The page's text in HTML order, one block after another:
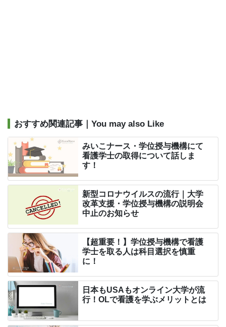
おすすめ関連記事｜You may also Like
みいこナース・学位授与機構にて
看護学士の取得について話しま
す！
新型コロナウイルスの流行｜大学
改革支援・学位授与機構の説明会
中止のお知らせ
【超重要！】学位授与機構で看護
学士を取る人は科目選択を慎重
に！
日本もUSAもオンライン大学が流
行！OLで看護を学ぶメリットとは